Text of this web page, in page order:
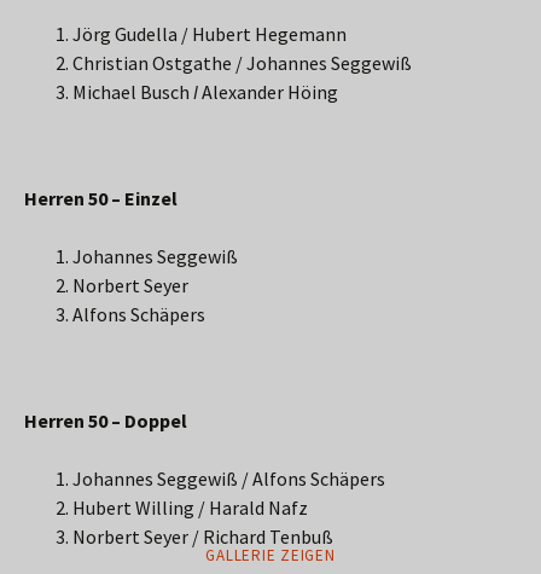
Jörg Gudella / Hubert Hegemann
Christian Ostgathe / Johannes Seggewiß
Michael Busch IAlexander Höing
Herren 50 – Einzel
Johannes Seggewiß
Norbert Seyer
Alfons Schäpers
Herren 50 – Doppel
Johannes Seggewiß / Alfons Schäpers
Hubert Willing / Harald Nafz
Norbert Seyer / Richard Tenbuß
GALLERIE ZEIGEN